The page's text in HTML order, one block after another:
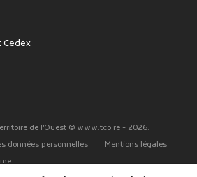
Cedex
de l'Ouest © www.tco.re - 2026.
données personnelles
Mentions légales